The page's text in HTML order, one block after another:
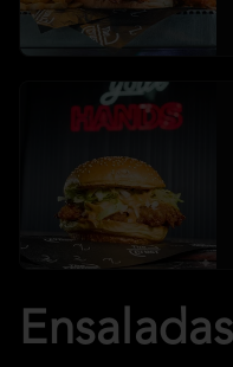
Ensaladas